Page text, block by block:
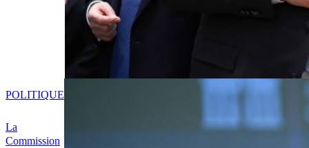
La
Commission
POLITIQUE